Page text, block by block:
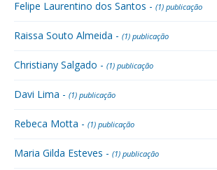
Felipe Laurentino dos Santos - (1) publicação
Raissa Souto Almeida - (1) publicação
Christiany Salgado - (1) publicação
Davi Lima - (1) publicação
Rebeca Motta - (1) publicação
Maria Gilda Esteves - (1) publicação